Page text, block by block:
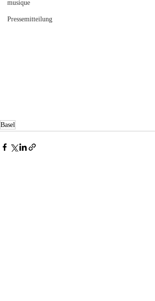
musique
Pressemitteilung
Basel